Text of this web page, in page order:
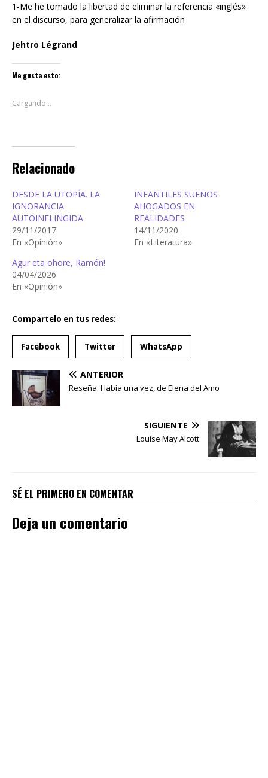
1-Me he tomado la libertad de eliminar la referencia «inglés»
en el discurso, para generalizar la afirmación
Jehtro Légrand
Me gusta esto:
Cargando...
Relacionado
DESDE LA UTOPÍA. LA
IGNORANCIA
AUTOINFLINGIDA
29/11/2017
En «Opinión»
INFANTILES SUEÑOS
AHOGADOS EN
REALIDADES
14/11/2020
En «Literatura»
Agur eta ohore, Ramón!
04/04/2026
En «Opinión»
Compartelo en tus redes:
Facebook Twitter WhatsApp
ANTERIOR
Reseña: Había una vez, de Elena del Amo
SIGUIENTE
Louise May Alcott
SÉ EL PRIMERO EN COMENTAR
Deja un comentario